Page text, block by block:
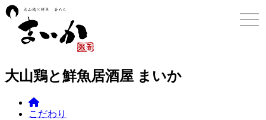
大山鶏と鮮魚居酒屋 まいか
こだわり